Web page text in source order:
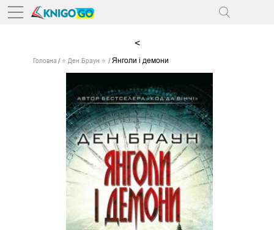
<
Головна ⭐ Ден Браун ⭐ Янголи і демони